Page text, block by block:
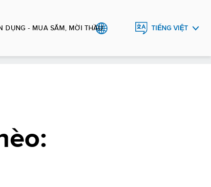
DỤNG - MUA SẮM, MỜI THẦU TIẾNG VIỆT